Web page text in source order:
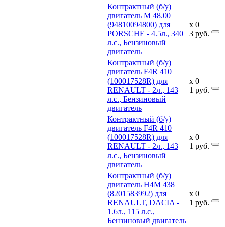
Контрактный (б/у)
двигатель M 48.00
(94810094800) для
PORSCHE - 4.5л., 340
л.с., Бензиновый
двигатель
x
3
0
руб.
Контрактный (б/у)
двигатель F4R 410
(100017528R) для
RENAULT - 2л., 143
л.с., Бензиновый
двигатель
x
1
0
руб.
Контрактный (б/у)
двигатель F4R 410
(100017528R) для
RENAULT - 2л., 143
л.с., Бензиновый
двигатель
x
1
0
руб.
Контрактный (б/у)
двигатель H4M 438
(8201583992) для
RENAULT, DACIA -
1.6л., 115 л.с.,
Бензиновый двигатель
x
1
0
руб.